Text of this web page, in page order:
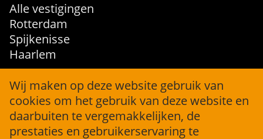
Alle vestigingen
Rotterdam
Spijkenisse
Haarlem
Contact
info@jobforce.nl
+31 (0)10 316 36 04
Wij maken op deze website gebruik van
cookies om het gebruik van deze website en
daarbuiten te vergemakkelijken, de
prestaties en gebruikerservaring te